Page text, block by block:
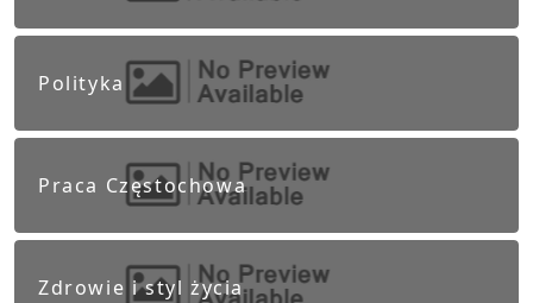
Polityka
Praca Częstochowa
Zdrowie i styl życia